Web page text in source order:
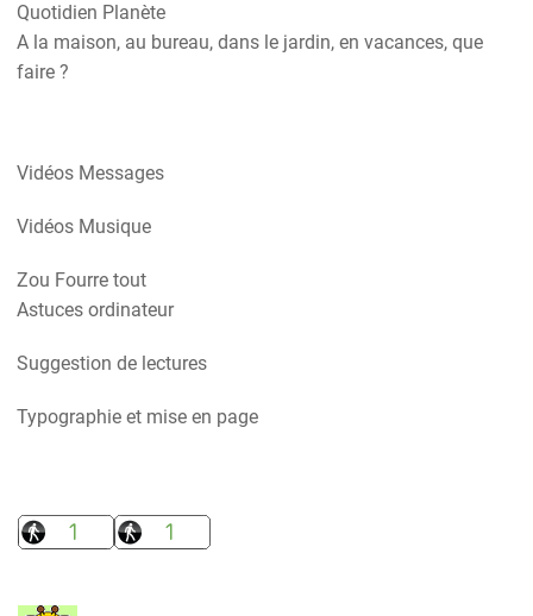
Quotidien Planète
A la maison, au bureau, dans le jardin, en vacances, que
faire ?
Vidéos Messages
Vidéos Musique
Zou Fourre tout
Astuces ordinateur
Suggestion de lectures
Typographie et mise en page